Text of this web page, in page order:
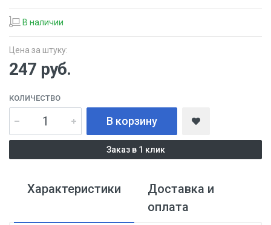
В наличии
Цена за штуку:
247 руб.
КОЛИЧЕСТВО
В корзину
Заказ в 1 клик
Характеристики
Доставка и
оплата